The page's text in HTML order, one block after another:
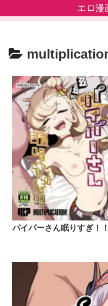
エロ漫
パイパーさん眠りすぎ！